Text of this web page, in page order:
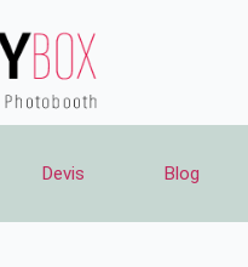
Devis Blog